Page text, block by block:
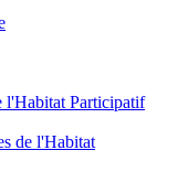
l'Habitat Participatif
de l'Habitat